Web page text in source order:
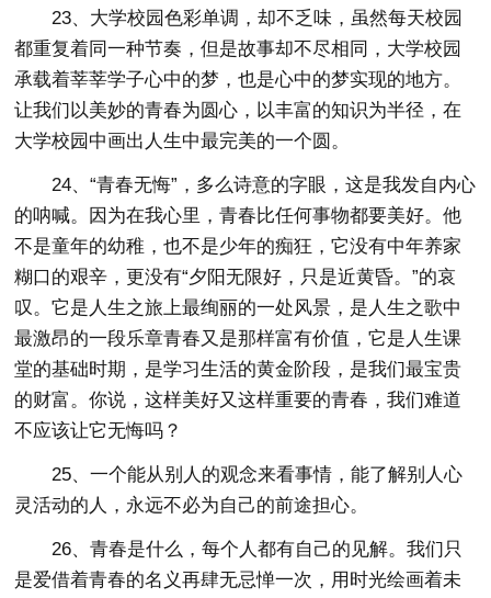
23、大学校园色彩单调，却不乏味，虽然每天校园
都重复着同一种节奏，但是故事却不尽相同，大学校园
承载着莘莘学子心中的梦，也是心中的梦实现的地方。
让我们以美妙的青春为圆心，以丰富的知识为半径，在
大学校园中画出人生中最完美的一个圆。
24、“青春无悔”，多么诗意的字眼，这是我发自内心
的呐喊。因为在我心里，青春比任何事物都要美好。他
不是童年的幼稚，也不是少年的痴狂，它没有中年养家
糊口的艰辛，更没有“夕阳无限好，只是近黄昏。”的哀
叹。它是人生之旅上最绚丽的一处风景，是人生之歌中
最激昂的一段乐章青春又是那样富有价值，它是人生课
堂的基础时期，是学习生活的黄金阶段，是我们最宝贵
的财富。你说，这样美好又这样重要的青春，我们难道
不应该让它无悔吗？
25、一个能从别人的观念来看事情，能了解别人心
灵活动的人，永远不必为自己的前途担心。
26、青春是什么，每个人都有自己的见解。我们只
是爱借着青春的名义再肆无忌惮一次，用时光绘画着未